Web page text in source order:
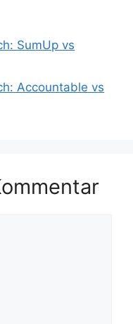
SumUp vs
Accountable vs